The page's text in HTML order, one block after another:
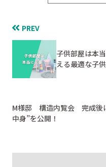
PREV
子供部屋は本
える最適な子
M様邸 構造内覧会 完成後
中身”を公開！